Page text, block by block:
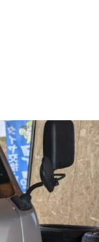
備